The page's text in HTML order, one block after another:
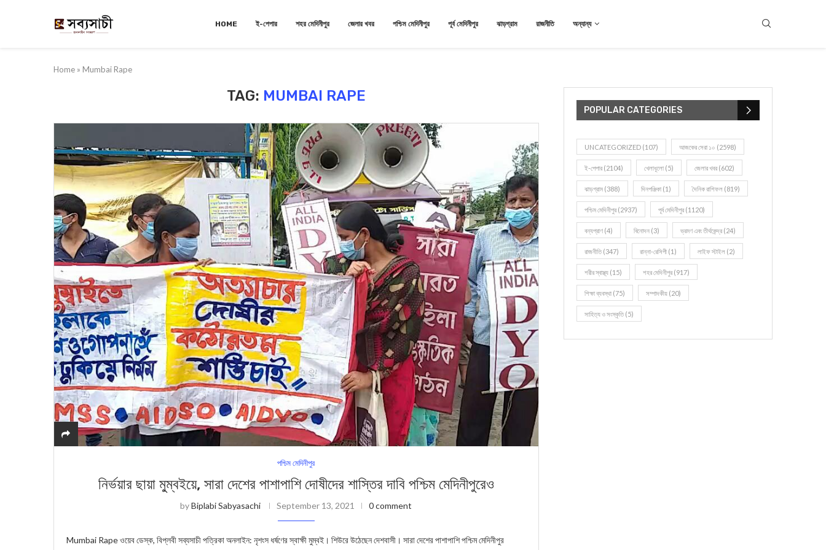
HOME ই-পেপার শহর মেদিনীপুর জেলার খবর পশ্চিম মেদিনীপুর পূর্ব মেদিনীপুর ঝাড়গ্রাম রাজনীতি অন্যান্য
Home » Mumbai Rape
TAG: MUMBAI RAPE
পশ্চিম মেদিনীপুর
নির্ভয়ার ছায়া মু্ম্বইয়ে, সারা দেশের পাশাপাশি দোষীদের শাস্তির দাবি পশ্চিম মেদিনীপুরেও
byBiplabi Sabyasachi September 13, 2021 0 comment
Mumbai Rape ওয়েব ডেস্ক, বিপ্লবী সব্যসাচী পত্রিকা অনলাইন: নৃশংস ধর্ষণের স্বাক্ষী মুম্বই। শিউরে উঠেছেন দেশবাসী। সারা দেশের পাশাপাশি পশ্চিম মেদিনীপুর
POPULAR CATEGORIES
UNCATEGORIZED (107) আজকের সেরা ১০ (2598)
ই-পেপার (2104) খেলাধূলো (5) জেলার খবর (602)
ঝাড়গ্রাম (388) দিনপঞ্জিকা (1) দৈনিক রাশিফল (819)
পশ্চিম মেদিনীপুর (2937) পূর্ব মেদিনীপুর (1120)
বন্যপ্রাণ (4) বিনোদন (3) ভ্রমণ এবং তীর্থকেন্দ্র (24)
রাজনীতি(347) রান্না-রেসিপী (1) লাইফ স্টাইল (2)
শরীর স্বাস্থ্য (15) শহর মেদিনীপুর (917)
শিক্ষা ব্যবস্থা (75) সম্পাদকীয় (20)
সাহিত্য ও সংস্কৃতি(5)